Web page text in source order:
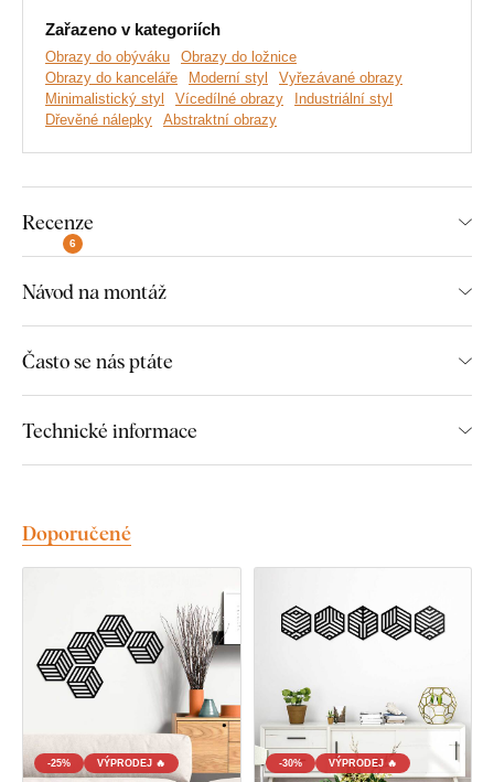
Stylové provedení
Industriální styl
Jednoduchá montáž na zeď
Výrobek se skládá z 5 ks samostatných hexagonů.
Ilustrační fotky na produktu slouží pouze pro inspiraci.
Výrobek si můžete na stěně rozmístit libovolně.
Uváděné rozměry jsou rozměry jednoho kusu
Cena na produktu je za všech 5 částí nálepky.
Na ilustračních fotografiích, kde se nachází 10
hexagonů, byly použity dvě sady hexagonů 2x5 ks.
Daný set hexagonů je plně kompatibilní s ostatními
sety hexagonů, které se nacházejí v souvisejících
produktech. Lze je tedy kombinovat dohromady.
Montáž, kterou zvládne každý:
Zařazeno v kategoriích
Obrazy do obýváku
Obrazy do ložnice
Obrazy do kanceláře
Moderní styl
Vyřezávané obrazy
Minimalistický styl
Vícedílné obrazy
Industriální styl
Dřevěné nálepky
Abstraktní obrazy
Recenze
6
Návod na montáž
Často se nás ptáte
Technické informace
Doporučené
-25% VÝPRODEJ 🔥 -30% VÝPRODEJ 🔥